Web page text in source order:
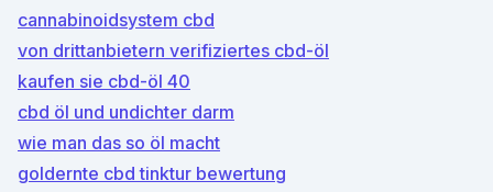
cannabinoidsystem cbd
von drittanbietern verifiziertes cbd-öl
kaufen sie cbd-öl 40
cbd öl und undichter darm
wie man das so öl macht
goldernte cbd tinktur bewertung